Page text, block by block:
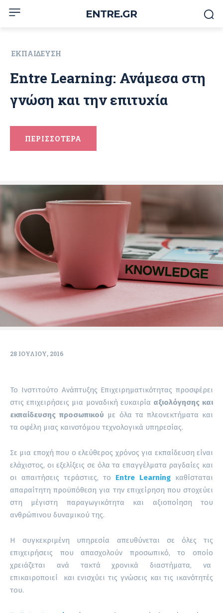
ENTRE.GR
ΕΚΠΑΊΔΕΥΣΗ
Entre Learning: Ανάμεσα στη
γνώση και την επιτυχία
ΠΕΡΙΣΣΟΤΕΡΑ
28 ΙΟΥΛΊΟΥ, 2016
Το Ινστιτούτο Ανάπτυξης Επιχειρηματικότητας προσφέρει
στις επιχειρήσεις μια μοναδική ευκαιρία αξιολόγησης και
εκπαίδευσης προσωπικού με όλα τα πλεονεκτήματα και
τα οφέλη μιας καινοτόμου τεχνολογικά υπηρεσίας.
Σε μια εποχή που ο ελεύθερος χρόνος για εκπαίδευση είναι
ελάχιστος, οι εξελίξεις σε όλα τα επαγγέλματα ραγδαίες και
οι απαιτήσεις τεράστιες, το Entre Learning καθίσταται
απαραίτητη προϋπόθεση για την επιχείρηση που στοχεύει
στη μέγιστη παραγωγικότητα και αξιοποίηση του
ανθρώπινου δυναμικού της.
Η συγκεκριμένη υπηρεσία απευθύνεται σε όλες τις
επιχειρήσεις που απασχολούν προσωπικό, το οποίο
χρειάζεται ανά τακτά χρονικά διαστήματα, να
επικαιροποιεί και ενισχύει τις γνώσεις και τις ικανότητές
του.